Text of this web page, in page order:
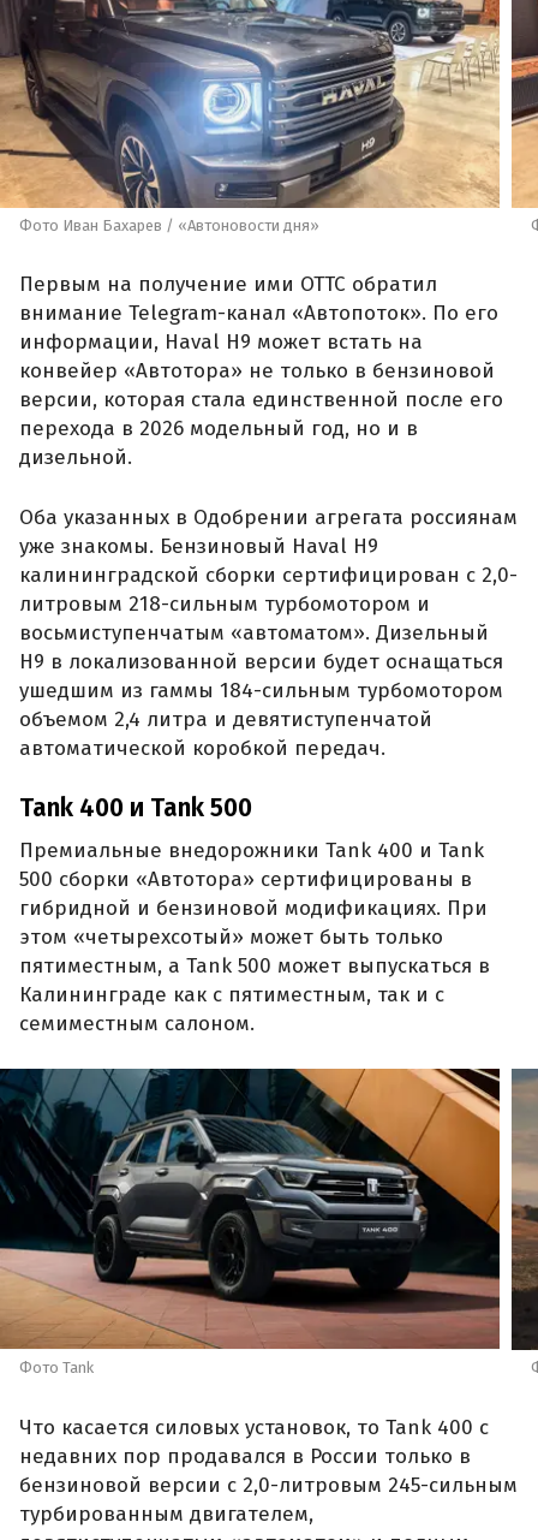
Фото Иван Бахарев / «Автоновости дня»
Первым на получение ими ОТТС обратил
внимание Telegram-канал «Автопоток». По его
информации, Haval H9 может встать на
конвейер «Автотора» не только в бензиновой
версии, которая стала единственной после его
перехода в 2026 модельный год, но и в
дизельной.
Оба указанных в Одобрении агрегата россиянам
уже знакомы. Бензиновый Haval H9
калининградской сборки сертифицирован с 2,0-
литровым 218-сильным турбомотором и
восьмиступенчатым «автоматом». Дизельный
H9 в локализованной версии будет оснащаться
ушедшим из гаммы 184-сильным турбомотором
объемом 2,4 литра и девятиступенчатой
автоматической коробкой передач.
Tank 400 и Tank 500
Премиальные внедорожники Tank 400 и Tank
500 сборки «Автотора» сертифицированы в
гибридной и бензиновой модификациях. При
этом «четырехсотый» может быть только
пятиместным, а Tank 500 может выпускаться в
Калининграде как с пятиместным, так и с
семиместным салоном.
Фото Tank
Что касается силовых установок, то Tank 400 с
недавних пор продавался в России только в
бензиновой версии с 2,0-литровым 245-сильным
турбированным двигателем,